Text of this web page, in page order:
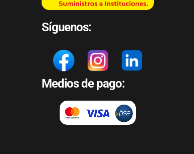
Síguenos:
Medios de pago: